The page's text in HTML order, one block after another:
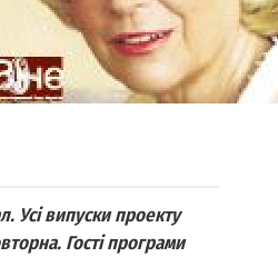
Усі випуски проекту
Гості програми